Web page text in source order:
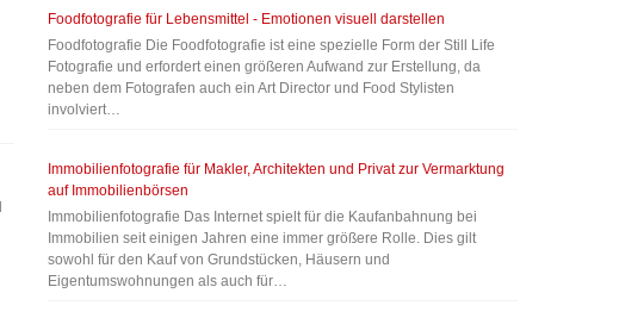
Foodfotografie für Lebensmittel - Emotionen visuell darstellen
Foodfotografie Die Foodfotografie ist eine spezielle Form der Still Life
Fotografie und erfordert einen größeren Aufwand zur Erstellung, da
neben dem Fotografen auch ein Art Director und Food Stylisten
involviert…
Immobilienfotografie für Makler, Architekten und Privat zur Vermarktung
auf Immobilienbörsen
Immobilienfotografie Das Internet spielt für die Kaufanbahnung bei
Immobilien seit einigen Jahren eine immer größere Rolle. Dies gilt
sowohl für den Kauf von Grundstücken, Häusern und
Eigentumswohnungen als auch für…